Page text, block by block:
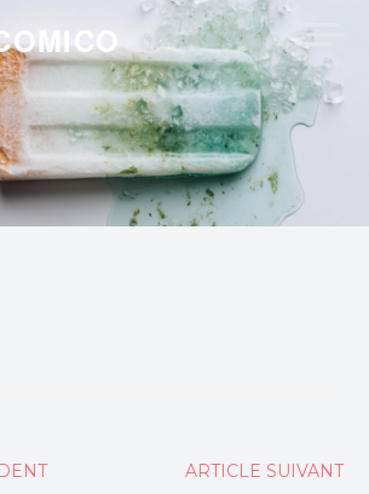
ARTICLE SUIVANT